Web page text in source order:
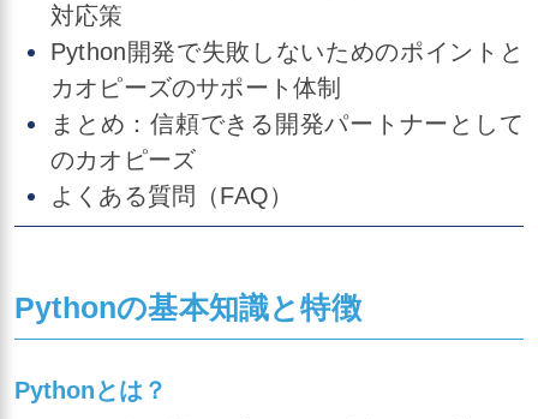
対応策
Python開発で失敗しないためのポイントと
カオピーズのサポート体制
まとめ：信頼できる開発パートナーとして
のカオピーズ
よくある質問（FAQ）
Pythonの基本知識と特徴
Pythonとは？